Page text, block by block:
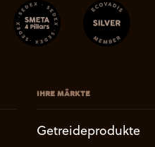
IHRE MÄRKTE
Getreideprodukte